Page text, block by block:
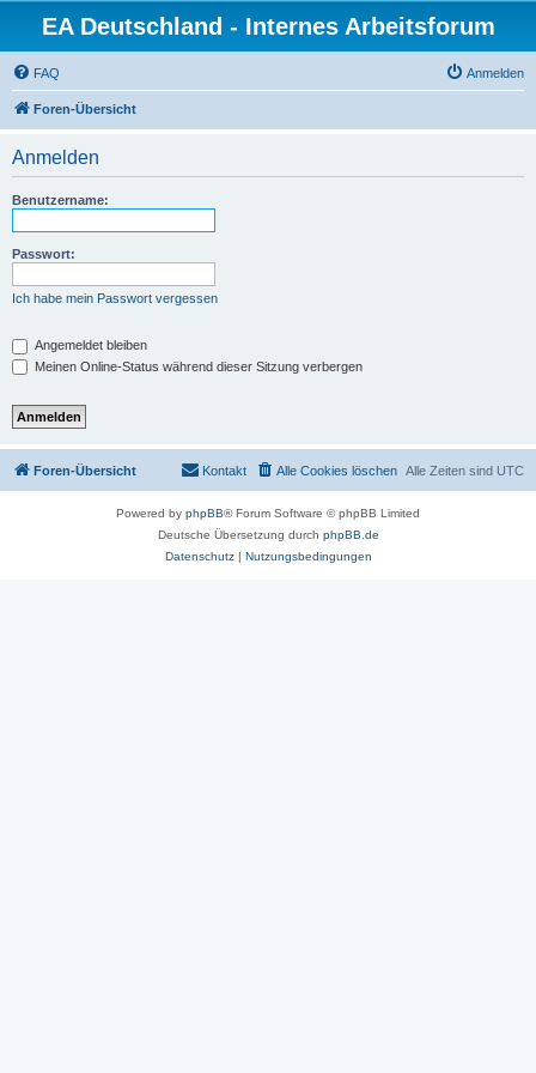
EA Deutschland - Internes Arbeitsforum
FAQ Anmelden
Foren-Übersicht
Anmelden
Benutzername:
Passwort:
Ich habe mein Passwort vergessen
Angemeldet bleiben
Meinen Online-Status während dieser Sitzung verbergen
Foren-Übersicht Alle Zeiten sind UTC
Alle Cookies löschen
Kontakt
Powered by phpBB® Forum Software © phpBB Limited
Deutsche Übersetzung durch phpBB.de
Datenschutz| Nutzungsbedingungen